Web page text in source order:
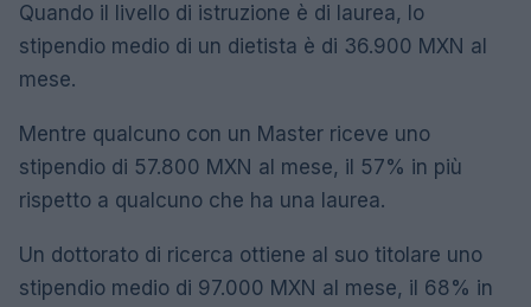
Quando il livello di istruzione è di laurea, lo
stipendio medio di un dietista è di 36.900 MXN al
mese.
Mentre qualcuno con un Master riceve uno
stipendio di 57.800 MXN al mese, il 57% in più
rispetto a qualcuno che ha una laurea.
Un dottorato di ricerca ottiene al suo titolare uno
stipendio medio di 97.000 MXN al mese, il 68% in